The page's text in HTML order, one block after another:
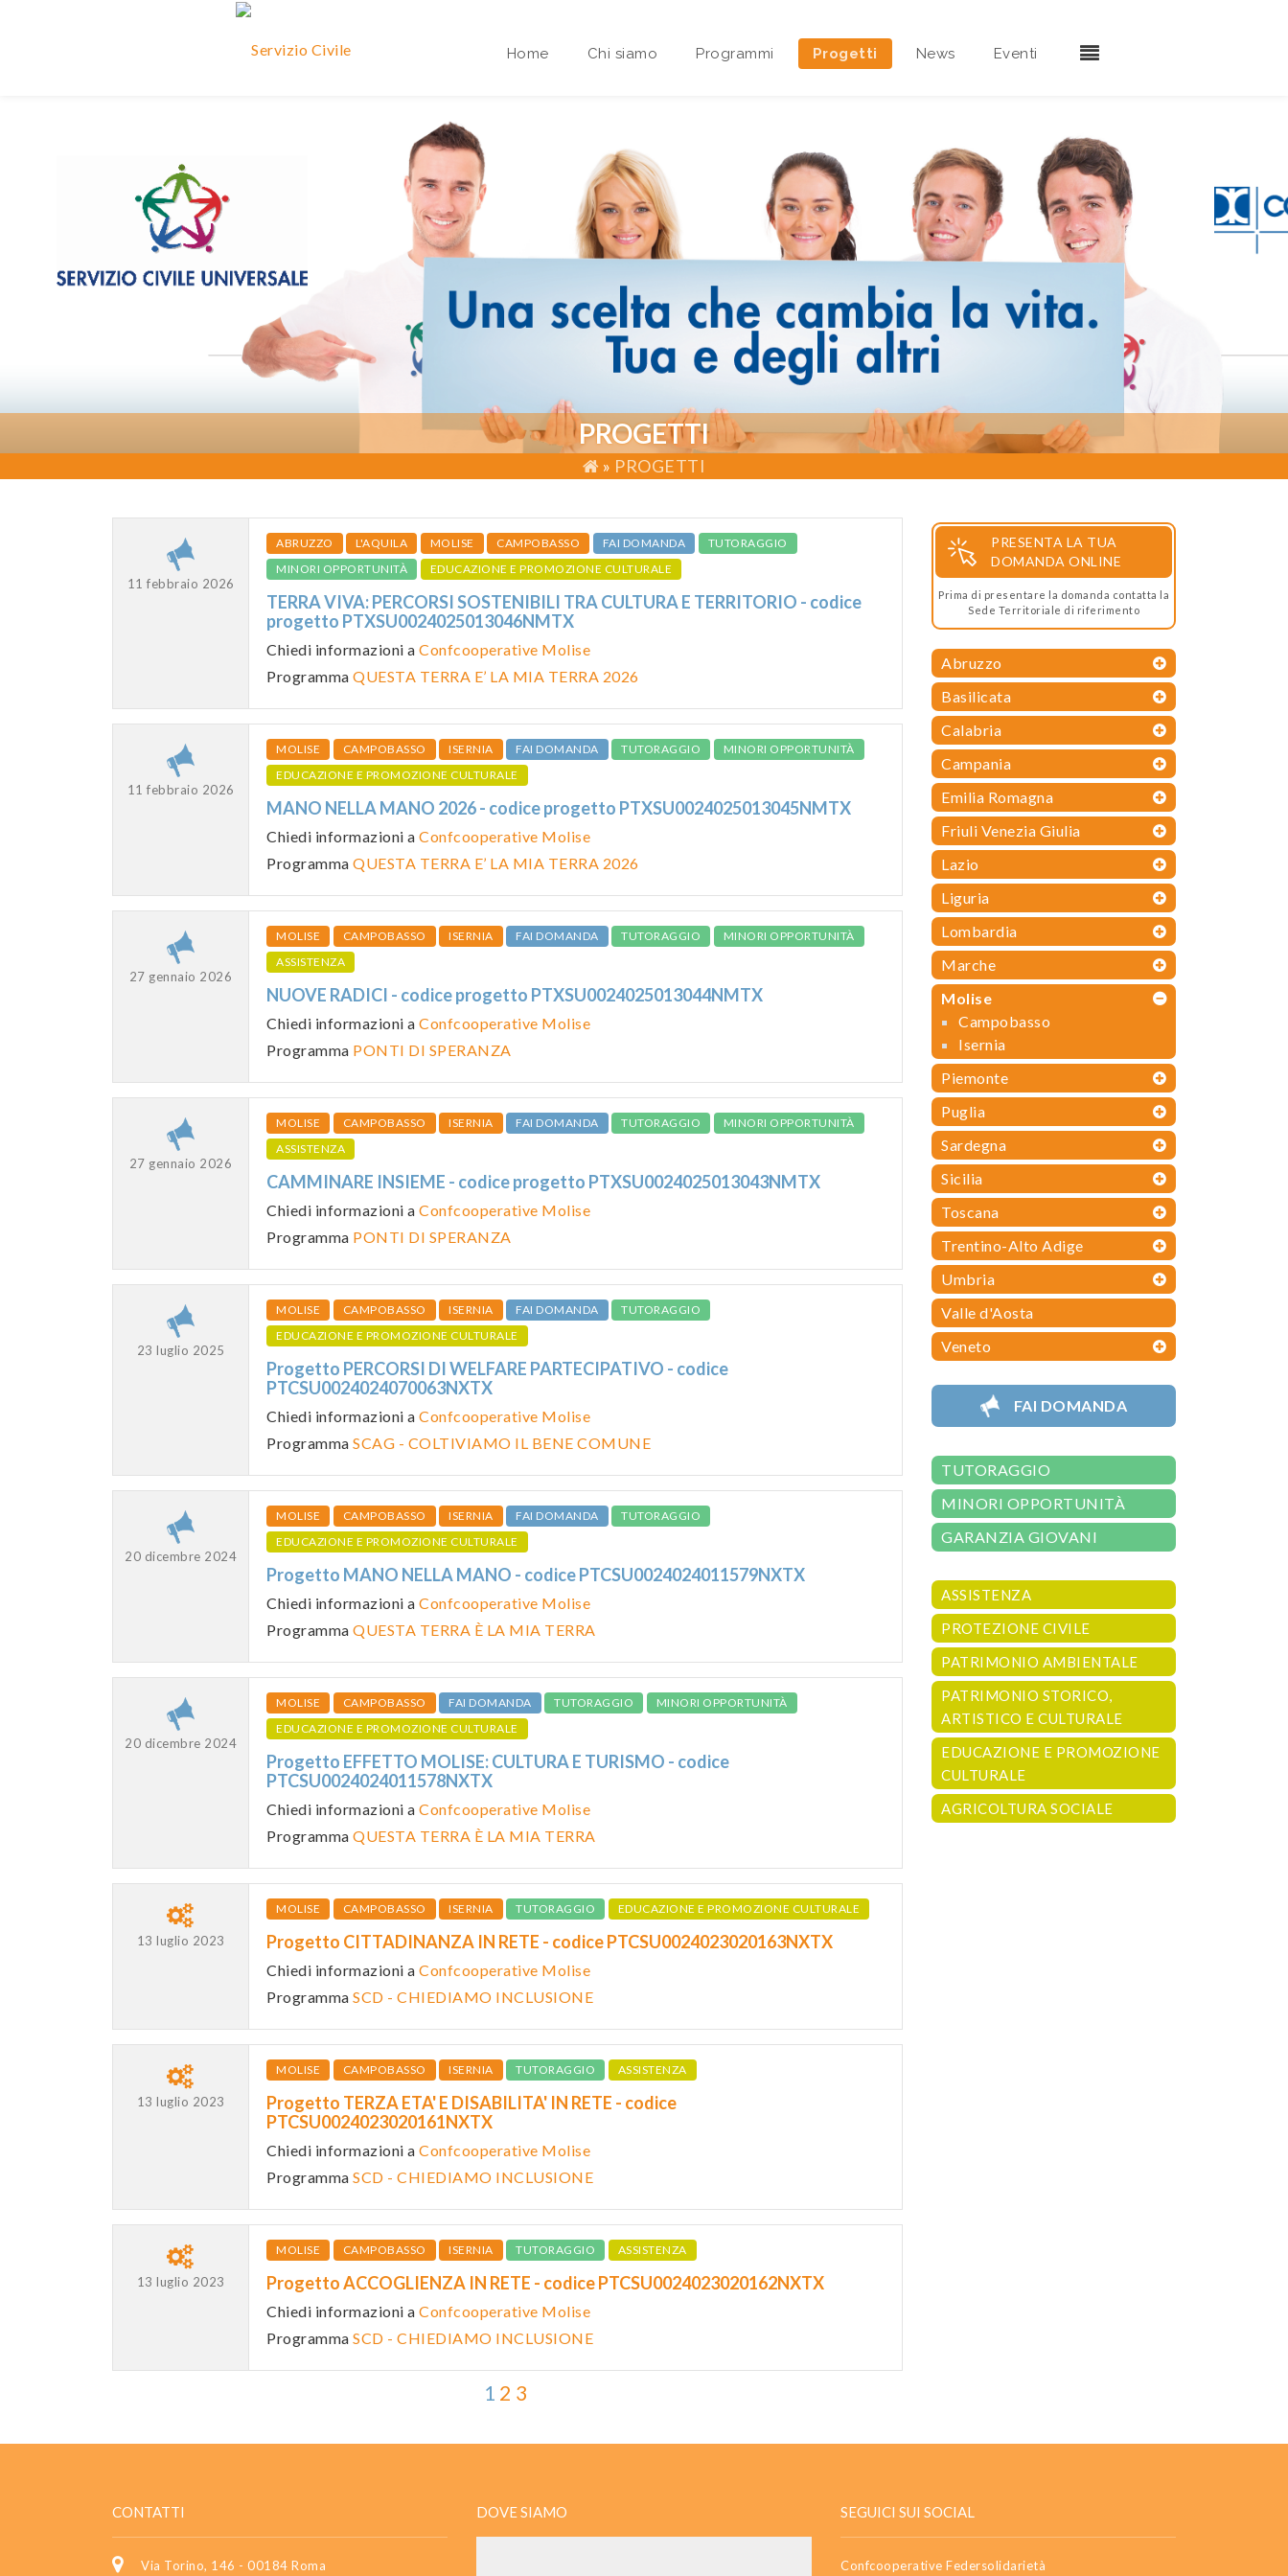
Home Chi siamo
Area riservata Sedi Territoriali
Programmi Progetti News Eventi
PROGETTI
» PROGETTI
11 febbraio 2026
ABRUZZO L'AQUILA MOLISE CAMPOBASSO FAI DOMANDA
TUTORAGGIO
MINORI OPPORTUNITÀ
EDUCAZIONE E PROMOZIONE CULTURALE
TERRA VIVA: PERCORSI SOSTENIBILI TRA CULTURA E TERRITORIO - codice
progetto PTXSU0024025013046NMTX
Chiedi informazioni a Confcooperative Molise
Programma QUESTA TERRA E’ LA MIA TERRA 2026
11 febbraio 2026
MOLISE CAMPOBASSO ISERNIA FAI DOMANDA TUTORAGGIO
MINORI OPPORTUNITÀ
EDUCAZIONE E PROMOZIONE CULTURALE
MANO NELLA MANO 2026 - codice progetto PTXSU0024025013045NMTX
Chiedi informazioni a Confcooperative Molise
Programma QUESTA TERRA E’ LA MIA TERRA 2026
27 gennaio 2026
MOLISE CAMPOBASSO ISERNIA FAI DOMANDA TUTORAGGIO
MINORI OPPORTUNITÀ
ASSISTENZA
NUOVE RADICI - codice progetto PTXSU0024025013044NMTX
Chiedi informazioni a Confcooperative Molise
Programma PONTI DI SPERANZA
27 gennaio 2026
MOLISE CAMPOBASSO ISERNIA FAI DOMANDA TUTORAGGIO
MINORI OPPORTUNITÀ
ASSISTENZA
CAMMINARE INSIEME - codice progetto PTXSU0024025013043NMTX
Chiedi informazioni a Confcooperative Molise
Programma PONTI DI SPERANZA
23 luglio 2025
MOLISE CAMPOBASSO ISERNIA FAI DOMANDA
TUTORAGGIO
EDUCAZIONE E PROMOZIONE CULTURALE
Progetto PERCORSI DI WELFARE PARTECIPATIVO - codice
PTCSU0024024070063NXTX
Chiedi informazioni a Confcooperative Molise
Programma SCAG - COLTIVIAMO IL BENE COMUNE
20 dicembre 2024
MOLISE CAMPOBASSO ISERNIA FAI DOMANDA
TUTORAGGIO
EDUCAZIONE E PROMOZIONE CULTURALE
Progetto MANO NELLA MANO - codice PTCSU0024024011579NXTX
Chiedi informazioni a Confcooperative Molise
Programma QUESTA TERRA È LA MIA TERRA
20 dicembre 2024
MOLISE CAMPOBASSO FAI DOMANDA TUTORAGGIO
MINORI OPPORTUNITÀ
EDUCAZIONE E PROMOZIONE CULTURALE
Progetto EFFETTO MOLISE: CULTURA E TURISMO - codice
PTCSU0024024011578NXTX
Chiedi informazioni a Confcooperative Molise
Programma QUESTA TERRA È LA MIA TERRA
13 luglio 2023
MOLISE CAMPOBASSO ISERNIA TUTORAGGIO EDUCAZIONE E PROMOZIONE CULTURALE
Progetto CITTADINANZA IN RETE - codice PTCSU0024023020163NXTX
Chiedi informazioni a Confcooperative Molise
Programma SCD - CHIEDIAMO INCLUSIONE
13 luglio 2023
MOLISE CAMPOBASSO ISERNIA TUTORAGGIO ASSISTENZA
Progetto TERZA ETA' E DISABILITA' IN RETE - codice
PTCSU0024023020161NXTX
Chiedi informazioni a Confcooperative Molise
Programma SCD - CHIEDIAMO INCLUSIONE
13 luglio 2023
MOLISE CAMPOBASSO ISERNIA TUTORAGGIO ASSISTENZA
Progetto ACCOGLIENZA IN RETE - codice PTCSU0024023020162NXTX
Chiedi informazioni a Confcooperative Molise
Programma SCD - CHIEDIAMO INCLUSIONE
1 2 3
PRESENTA LA TUA
DOMANDA ONLINE
Prima di presentare la domanda contatta la
Sede Territoriale di riferimento
Abruzzo
Basilicata
Calabria
Campania
Emilia Romagna
Friuli Venezia Giulia
Lazio
Liguria
Lombardia
Marche
Molise
Campobasso
Isernia
Piemonte
Puglia
Sardegna
Sicilia
Toscana
Trentino-Alto Adige
Umbria
Valle d'Aosta
Veneto
FAI DOMANDA
TUTORAGGIO
MINORI OPPORTUNITÀ
GARANZIA GIOVANI
ASSISTENZA
PROTEZIONE CIVILE
PATRIMONIO AMBIENTALE
PATRIMONIO STORICO,
ARTISTICO E CULTURALE
EDUCAZIONE E PROMOZIONE
CULTURALE
AGRICOLTURA SOCIALE
CONTATTI
Via Torino, 146 - 00184 Roma
DOVE SIAMO SEGUICI SUI SOCIAL
Confcooperative Federsolidarietà